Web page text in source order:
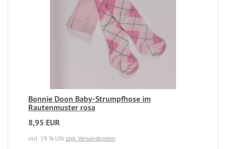
Bonnie Doon Baby-Strumpfhose im
Rautenmuster rosa
8,95 EUR
incl. 19 % USt zzgl. Versandkosten